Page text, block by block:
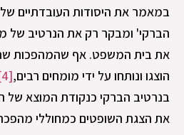
במאמר את היסודות העובדתיים
הברקי' ומבקר רק את הנרטיב של
את בית המשפט. אף שהמהפכות
הוצגו ונותחו על ידי מומחים רבים,[4]
בנרטיב הברקי כנקודת המוצא של
את הצגת השופטים כמחוללי